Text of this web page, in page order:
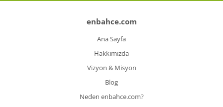
enbahce.com
Ana Sayfa
Hakkımızda
Vizyon & Misyon
Blog
Neden enbahce.com?